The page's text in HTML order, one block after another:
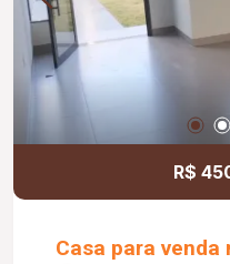
R$
Casa para